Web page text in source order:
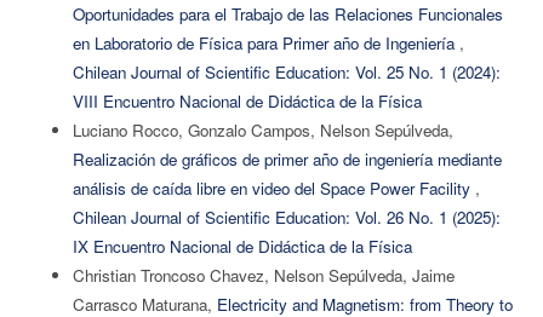
Oportunidades para el Trabajo de las Relaciones Funcionales
en Laboratorio de Física para Primer año de Ingeniería ,
Chilean Journal of Scientific Education: Vol. 25 No. 1 (2024):
VIII Encuentro Nacional de Didáctica de la Física
Luciano Rocco, Gonzalo Campos, Nelson Sepúlveda,
Realización de gráficos de primer año de ingeniería mediante
análisis de caída libre en video del Space Power Facility ,
Chilean Journal of Scientific Education: Vol. 26 No. 1 (2025):
IX Encuentro Nacional de Didáctica de la Física
Christian Troncoso Chavez, Nelson Sepúlveda, Jaime
Carrasco Maturana, Electricity and Magnetism: from Theory to